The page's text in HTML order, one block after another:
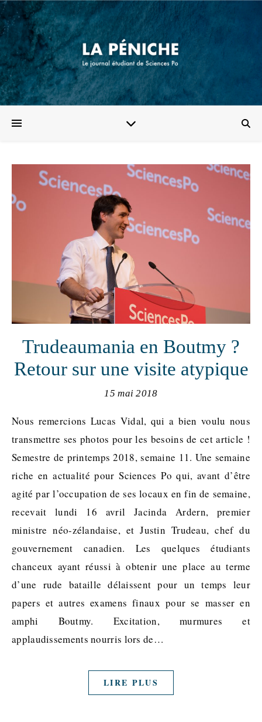
Trudeaumania en Boutmy ?
Retour sur une visite atypique
15 mai 2018
Nous remercions Lucas Vidal, qui a bien voulu nous
transmettre ses photos pour les besoins de cet article !
Semestre de printemps 2018, semaine 11. Une semaine
riche en actualité pour Sciences Po qui, avant d’être
agité par l’occupation de ses locaux en fin de semaine,
recevait lundi 16 avril Jacinda Ardern, premier
ministre néo-zélandaise, et Justin Trudeau, chef du
gouvernement canadien. Les quelques étudiants
chanceux ayant réussi à obtenir une place au terme
d’une rude bataille délaissent pour un temps leur
papers et autres examens finaux pour se masser en
amphi Boutmy. Excitation, murmures et
applaudissements nourris lors de…
LIRE PLUS